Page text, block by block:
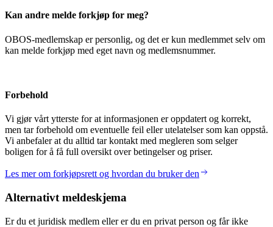
Kan andre melde forkjøp for meg?
OBOS-medlemskap er personlig, og det er kun medlemmet selv om
kan melde forkjøp med eget navn og medlemsnummer.
Forbehold
Vi gjør vårt ytterste for at informasjonen er oppdatert og korrekt,
men tar forbehold om eventuelle feil eller utelatelser som kan oppstå.
Vi anbefaler at du alltid tar kontakt med megleren som selger
boligen for å få full oversikt over betingelser og priser.
Les mer om forkjøpsrett og hvordan du bruker den
Alternativt meldeskjema
Er du et juridisk medlem eller er du en privat person og får ikke